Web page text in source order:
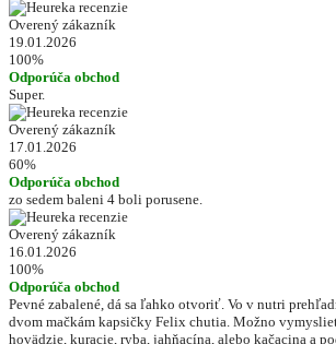
Overený zákazník
19.01.2026
100%
Odporúča obchod
Super.
Overený zákazník
17.01.2026
60%
Odporúča obchod
zo sedem baleni 4 boli porusene.
Overený zákazník
16.01.2026
100%
Odporúča obchod
Pevné zabalené, dá sa ľahko otvoriť. Vo v nutri
dvom mačkám kapsičky Felix chutia. Možno
hovädzie, kuracie, ryba, jahňacína, alebo kačacina a